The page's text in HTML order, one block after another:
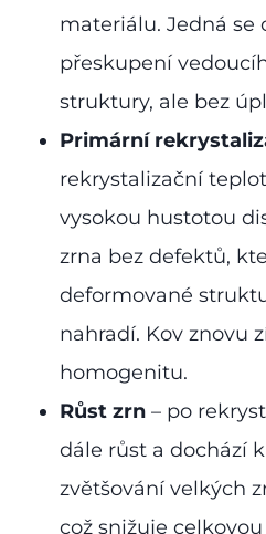
materiálu. Jedná
přeskupení
struktury, ale bez
Primární
rekrystalizační
vysokou hustotou
zrna bez defektů,
deformované
nahradí. Kov znovu
homogenitu.
Růst zrn – po
dále růst a dochází
zvětšování velkých
což snižuje